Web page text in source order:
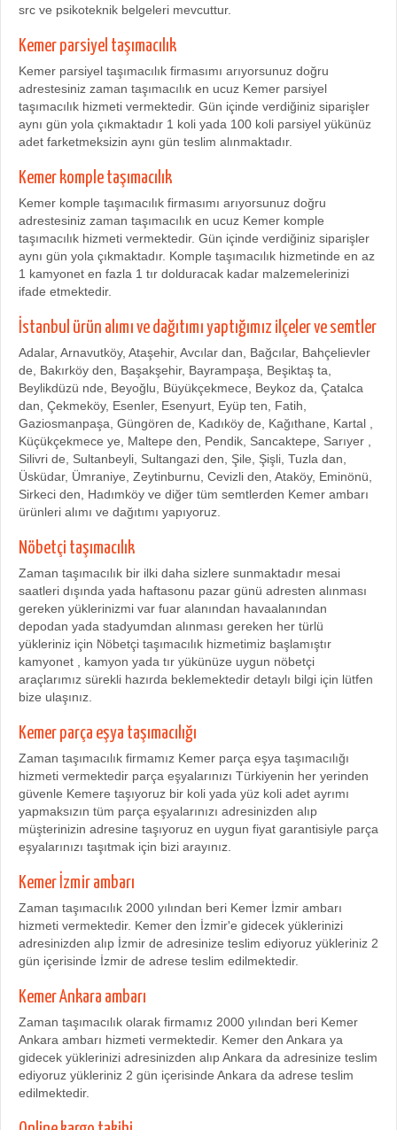
src ve psikoteknik belgeleri mevcuttur.
Kemer parsiyel taşımacılık
Kemer parsiyel taşımacılık firmasımı arıyorsunuz doğru
adrestesiniz zaman taşımacılık en ucuz Kemer parsiyel
taşımacılık hizmeti vermektedir. Gün içinde verdiğiniz siparişler
aynı gün yola çıkmaktadır 1 koli yada 100 koli parsiyel yükünüz
adet farketmeksizin aynı gün teslim alınmaktadır.
Kemer komple taşımacılık
Kemer komple taşımacılık firmasımı arıyorsunuz doğru
adrestesiniz zaman taşımacılık en ucuz Kemer komple
taşımacılık hizmeti vermektedir. Gün içinde verdiğiniz siparişler
aynı gün yola çıkmaktadır. Komple taşımacılık hizmetinde en az
1 kamyonet en fazla 1 tır dolduracak kadar malzemelerinizi
ifade etmektedir.
İstanbul ürün alımı ve dağıtımı yaptığımız ilçeler ve semtler
Adalar, Arnavutköy, Ataşehir, Avcılar dan, Bağcılar, Bahçelievler
de, Bakırköy den, Başakşehir, Bayrampaşa, Beşiktaş ta,
Beylikdüzü nde, Beyoğlu, Büyükçekmece, Beykoz da, Çatalca
dan, Çekmeköy, Esenler, Esenyurt, Eyüp ten, Fatih,
Gaziosmanpaşa, Güngören de, Kadıköy de, Kağıthane, Kartal ,
Küçükçekmece ye, Maltepe den, Pendik, Sancaktepe, Sarıyer ,
Silivri de, Sultanbeyli, Sultangazi den, Şile, Şişli, Tuzla dan,
Üsküdar, Ümraniye, Zeytinburnu, Cevizli den, Ataköy, Eminönü,
Sirkeci den, Hadımköy ve diğer tüm semtlerden Kemer ambarı
ürünleri alımı ve dağıtımı yapıyoruz.
Nöbetçi taşımacılık
Zaman taşımacılık bir ilki daha sizlere sunmaktadır mesai
saatleri dışında yada haftasonu pazar günü adresten alınması
gereken yüklerinizmi var fuar alanından havaalanından
depodan yada stadyumdan alınması gereken her türlü
yükleriniz için Nöbetçi taşımacılık hizmetimiz başlamıştır
kamyonet , kamyon yada tır yükünüze uygun nöbetçi
araçlarımız sürekli hazırda beklemektedir detaylı bilgi için lütfen
bize ulaşınız.
Kemer parça eşya taşımacılığı
Zaman taşımacılık firmamız Kemer parça eşya taşımacılığı
hizmeti vermektedir parça eşyalarınızı Türkiyenin her yerinden
güvenle Kemere taşıyoruz bir koli yada yüz koli adet ayrımı
yapmaksızın tüm parça eşyalarınızı adresinizden alıp
müşterinizin adresine taşıyoruz en uygun fiyat garantisiyle parça
eşyalarınızı taşıtmak için bizi arayınız.
Kemer İzmir ambarı
Zaman taşımacılık 2000 yılından beri Kemer İzmir ambarı
hizmeti vermektedir. Kemer den İzmir'e gidecek yüklerinizi
adresinizden alıp İzmir de adresinize teslim ediyoruz yükleriniz 2
gün içerisinde İzmir de adrese teslim edilmektedir.
Kemer Ankara ambarı
Zaman taşımacılık olarak firmamız 2000 yılından beri Kemer
Ankara ambarı hizmeti vermektedir. Kemer den Ankara ya
gidecek yüklerinizi adresinizden alıp Ankara da adresinize teslim
ediyoruz yükleriniz 2 gün içerisinde Ankara da adrese teslim
edilmektedir.